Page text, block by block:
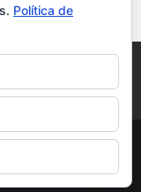
Privacidad
Mi cuenta
por
Política de